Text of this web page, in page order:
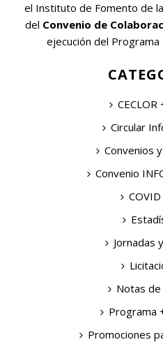
el Instituto de Fomento de
del Convenio de
ejecución del
CECLOR
Circular
Convenios
Convenio
Jornadas
Notas
Programa
Promociones